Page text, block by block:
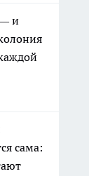
и
сама: